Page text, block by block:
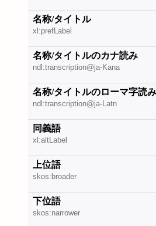
名称/タイトル
xl:prefLabel
名称/タイトルのカナ読み
ndl:transcription@ja-Kana
名称/タイトルのローマ字読み
ndl:transcription@ja-Latn
同義語
xl:altLabel
上位語
skos:broader
下位語
skos:narrower